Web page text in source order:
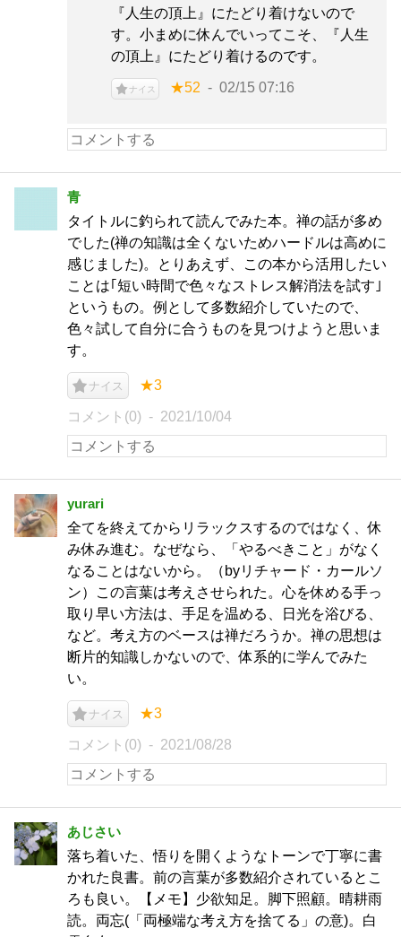
『人生の頂上』にたどり着けないので
す。小まめに休んでいってこそ、『人生
の頂上』にたどり着けるのです。
ナイス ★52 02/15 07:16
青
タイトルに釣られて読んでみた本。禅の話が多め
でした(禅の知識は全くないためハードルは高めに
感じました)。とりあえず、この本から活用したい
ことは｢短い時間で色々なストレス解消法を試す｣
というもの。例として多数紹介していたので、
色々試して自分に合うものを見つけようと思いま
す。
ナイス ★3
コメント(0) 2021/10/04
yurari
全てを終えてからリラックスするのではなく、休
み休み進む。なぜなら、「やるべきこと」がなく
なることはないから。（byリチャード・カールソ
ン）この言葉は考えさせられた。心を休める手っ
取り早い方法は、手足を温める、日光を浴びる、
など。考え方のベースは禅だろうか。禅の思想は
断片的知識しかないので、体系的に学んでみた
い。
ナイス ★3
コメント(0) 2021/08/28
あじさい
落ち着いた、悟りを開くようなトーンで丁寧に書
かれた良書。前の言葉が多数紹介されているとこ
ろも良い。【メモ】少欲知足。脚下照顧。晴耕雨
読。両忘(「両極端な考え方を捨てる」の意)。白